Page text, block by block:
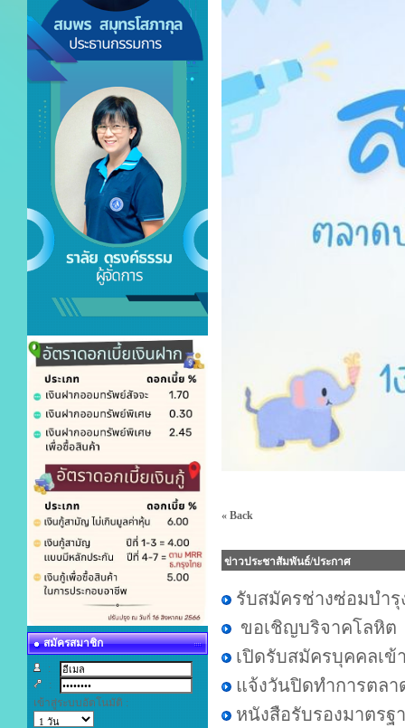
สมัครสมาชิก
:
:
เข้าสู่ระบบอัตโนมัติ :
« Back
ข่าวประชาสัมพันธ์/ประกาศ
รับสมัครช่างซ่อมบำรุ
ขอเชิญบริจาคโลหิต
เปิดรับสมัครบุคคลเข้
แจ้งวันปิดทำการตลา
หนังสือรับรองมาตรฐ